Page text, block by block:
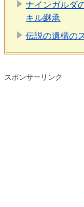
ナインガルダ
キル継承
伝説の遺構の
スポンサーリンク